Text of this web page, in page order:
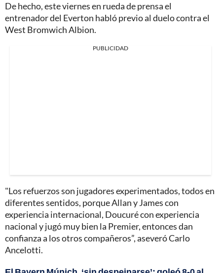
De hecho, este viernes en rueda de prensa el
entrenador del Everton habló previo al duelo contra el
West Bromwich Albion.
PUBLICIDAD
"Los refuerzos son jugadores experimentados, todos en
diferentes sentidos, porque Allan y James con
experiencia internacional, Doucuré con experiencia
nacional y jugó muy bien la Premier, entonces dan
confianza a los otros compañeros”, aseveró Carlo
Ancelotti.